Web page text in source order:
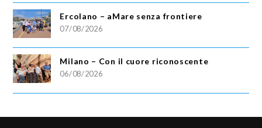
Ercolano – aMare senza frontiere
07/08/2026
Milano – Con il cuore riconoscente
06/08/2026